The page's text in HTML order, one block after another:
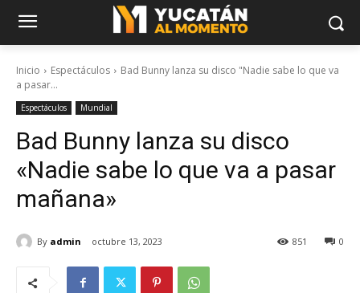
Inicio Espectáculos
Bad Bunny lanza su disco "Nadie sabe lo que va
a pasar...
Espectáculos Mundial
Bad Bunny lanza su disco
«Nadie sabe lo que va a pasar
mañana»
By admin octubre 13, 2023 0
851